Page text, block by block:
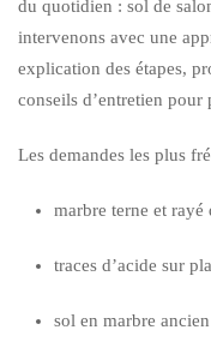
du quotidien : sol de
intervenons avec une
explication des étapes,
conseils d’entretien pour
Les demandes les plus
marbre terne et
traces d’acide sur
sol en marbre